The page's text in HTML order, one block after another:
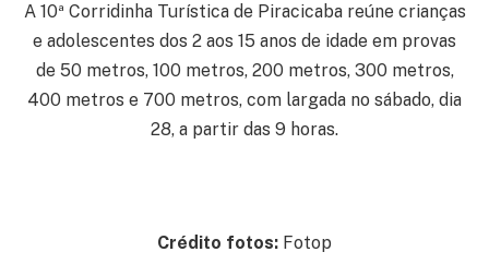
A 10ª Corridinha Turística de Piracicaba reúne crianças
e adolescentes dos 2 aos 15 anos de idade em provas
de 50 metros, 100 metros, 200 metros, 300 metros,
400 metros e 700 metros, com largada no sábado, dia
28, a partir das 9 horas.
Crédito fotos: Fotop